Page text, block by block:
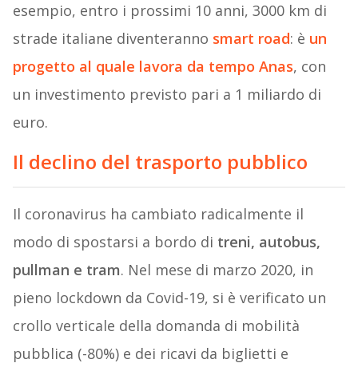
esempio, entro i prossimi 10 anni, 3000 km di
strade italiane diventeranno smart road: è un
progetto al quale lavora da tempo Anas, con
un investimento previsto pari a 1 miliardo di
euro.
Il declino del trasporto pubblico
Il coronavirus ha cambiato radicalmente il
modo di spostarsi a bordo di treni, autobus,
pullman e tram. Nel mese di marzo 2020, in
pieno lockdown da Covid-19, si è verificato un
crollo verticale della domanda di mobilità
pubblica (-80%) e dei ricavi da biglietti e